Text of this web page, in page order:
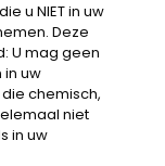
u NIET in uw
Deze
U mag geen
uw
chemisch,
niet
in uw